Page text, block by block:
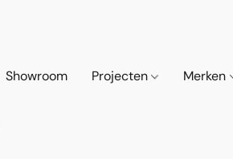
Showroom Projecten Merken